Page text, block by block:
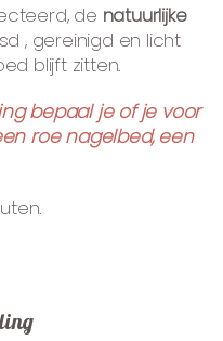
de natuurlijke
, gereinigd en licht
blijft zitten.
bepaal je of je voor
roe nagelbed, een